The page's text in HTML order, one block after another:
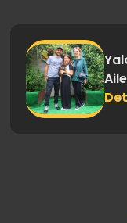
Yalova'dan Gelen
Ailesine
Detaylı İncele